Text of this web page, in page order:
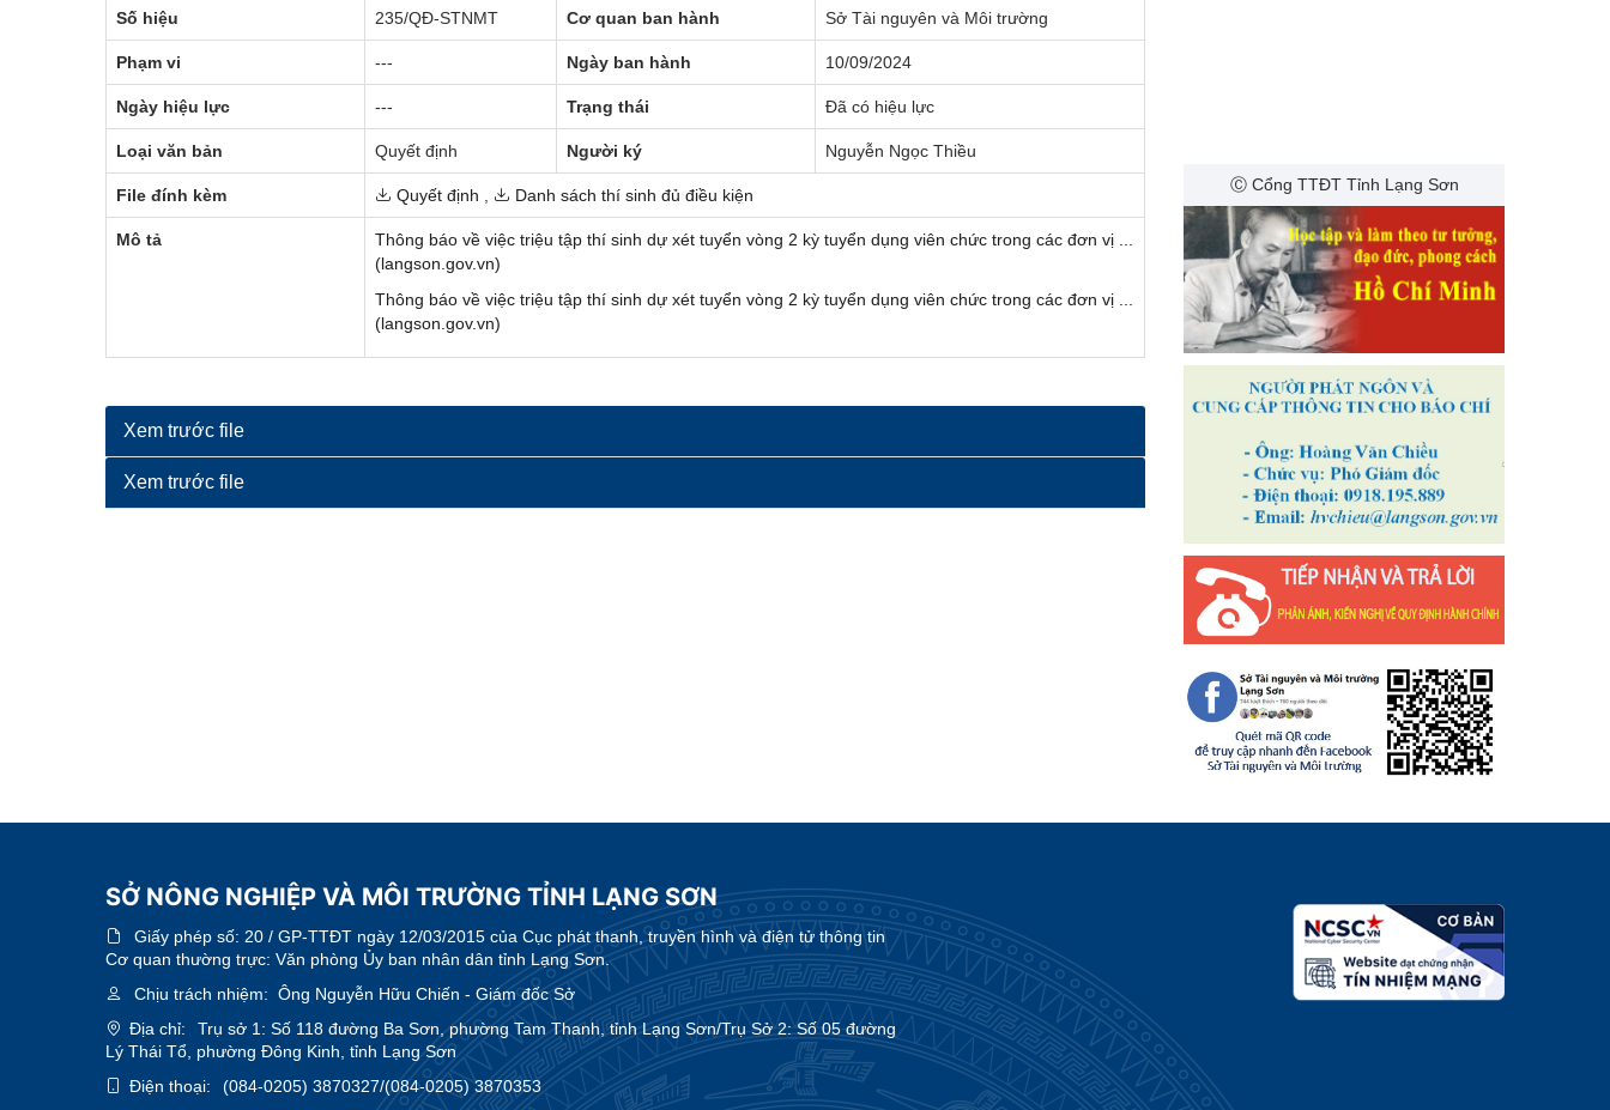
Trang tham vấn đánh giá tác động môi trường
Đường dây nóng
Tuyển dụng
Ngày Sáng tạo và Đổi mới sáng tạo thế giới (21/4) và Ngày Sở hữu trí tuệ thế giới (26/4)
Thông báo hoạt động sản xuất kinh doanh
Kỷ niệm 80 năm Ngày truyền thống Ngành Nông nghiệp và Môi trường
ocop tỉnh lạng sơn
Nông nghiệp thông minh
Số hiệu 235/QĐ-STNMT Cơ quan ban hành Sở Tài nguyên và Môi trường
Phạm vi --- Ngày ban hành 10/09/2024
Ngày hiệu lực --- Trạng thái Đã có hiệu lực
Loại văn bản Quyết định Người ký Nguyễn Ngọc Thiều
File đính kèm Quyết định Danh sách thí sinh đủ điều kiện
Mô tả
Thông báo về việc triệu tập thí sinh dự xét tuyển vòng 2 kỳ tuyển dụng viên chức trong các đơn vị ...
(langson.gov.vn)
Thông báo về việc triệu tập thí sinh dự xét tuyển vòng 2 kỳ tuyển dụng viên chức trong các đơn vị ...
(langson.gov.vn)
Xem trước file
Xem trước file
Ⓒ Cổng TTĐT Tỉnh Lạng Sơn
SỞ NÔNG NGHIỆP VÀ MÔI TRƯỜNG TỈNH LẠNG SƠN
Giấy phép số: 20 / GP-TTĐT ngày 12/03/2015 của Cục phát thanh, truyền hình và điện tử thông tin
Cơ quan thường trực: Văn phòng Ủy ban nhân dân tỉnh Lạng Sơn.
Chịu trách nhiệm: Ông Nguyễn Hữu Chiến - Giám đốc Sở
Địa chỉ:
Trụ sở 1: Số 118 đường Ba Sơn, phường Tam Thanh, tỉnh Lạng Sơn/Trụ Sở 2: Số 05 đường
Lý Thái Tổ, phường Đông Kinh, tỉnh Lạng Sơn
Điện thoại:
(084-0205) 3870327/(084-0205) 3870353